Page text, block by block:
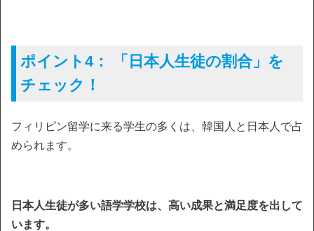
ポイント4： 「日本人生徒の割合」を
チェック！
フィリピン留学に来る学生の多くは、韓国人と日本人で占
められます。
日本人生徒が多い語学学校は、高い成果と満足度を出して
います。